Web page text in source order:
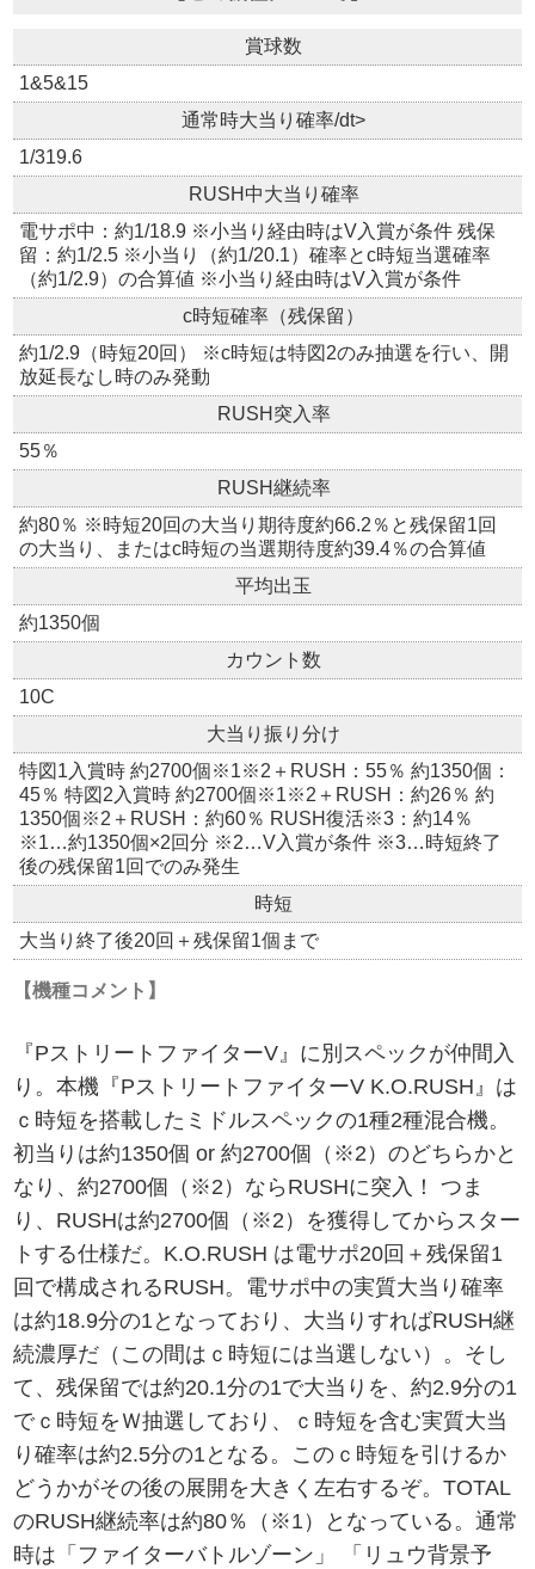
賞球数
1&5&15
通常時大当り確率/dt>
1/319.6
RUSH中大当り確率
電サポ中：約1/18.9 ※小当り経由時はV入賞が条件 残保
留：約1/2.5 ※小当り（約1/20.1）確率とc時短当選確率
（約1/2.9）の合算値 ※小当り経由時はV入賞が条件
c時短確率（残保留）
約1/2.9（時短20回） ※c時短は特図2のみ抽選を行い、開
放延長なし時のみ発動
RUSH突入率
55％
RUSH継続率
約80％ ※時短20回の大当り期待度約66.2％と残保留1回
の大当り、またはc時短の当選期待度約39.4％の合算値
平均出玉
約1350個
カウント数
10C
大当り振り分け
特図1入賞時 約2700個※1※2＋RUSH：55％ 約1350個：
45％ 特図2入賞時 約2700個※1※2＋RUSH：約26％ 約
1350個※2＋RUSH：約60％ RUSH復活※3：約14％
※1…約1350個×2回分 ※2…V入賞が条件 ※3…時短終了
後の残保留1回でのみ発生
時短
大当り終了後20回＋残保留1個まで
【機種コメント】
『PストリートファイターV』に別スペックが仲間入
り。本機『PストリートファイターV K.O.RUSH』は
ｃ時短を搭載したミドルスペックの1種2種混合機。
初当りは約1350個 or 約2700個（※2）のどちらかと
なり、約2700個（※2）ならRUSHに突入！ つま
り、RUSHは約2700個（※2）を獲得してからスター
トする仕様だ。K.O.RUSH は電サポ20回＋残保留1
回で構成されるRUSH。電サポ中の実質大当り確率
は約18.9分の1となっており、大当りすればRUSH継
続濃厚だ（この間はｃ時短には当選しない）。そし
て、残保留では約20.1分の1で大当りを、約2.9分の1
でｃ時短をＷ抽選しており、ｃ時短を含む実質大当
り確率は約2.5分の1となる。このｃ時短を引けるか
どうかがその後の展開を大きく左右するぞ。TOTAL
のRUSH継続率は約80％（※1）となっている。通常
時は「ファイターバトルゾーン」 「リュウ背景予